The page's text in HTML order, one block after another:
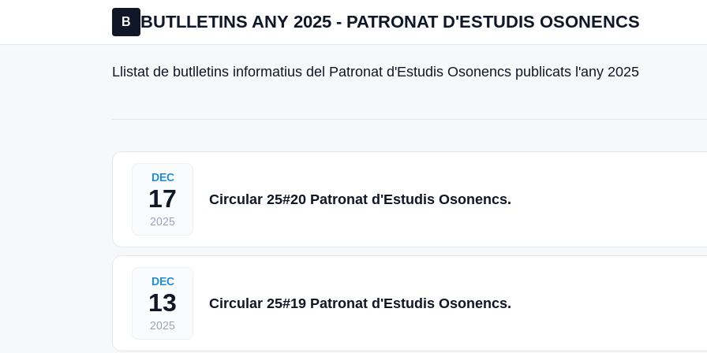
B BUTLLETINS ANY 2025 - PATRONAT D'ESTUDIS OSONENCS
Llistat de butlletins informatius del Patronat d'Estudis Osonencs publicats l'any 2025
DEC
17
2025
Circular 25#20 Patronat d'Estudis Osonencs.
DEC
13
2025
Circular 25#19 Patronat d'Estudis Osonencs.